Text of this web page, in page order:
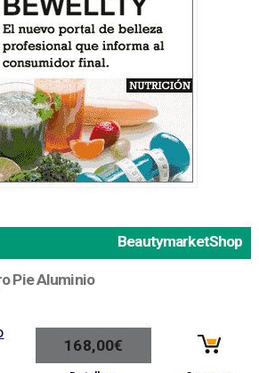
BeautymarketShop
Pie Aluminio
168,00€